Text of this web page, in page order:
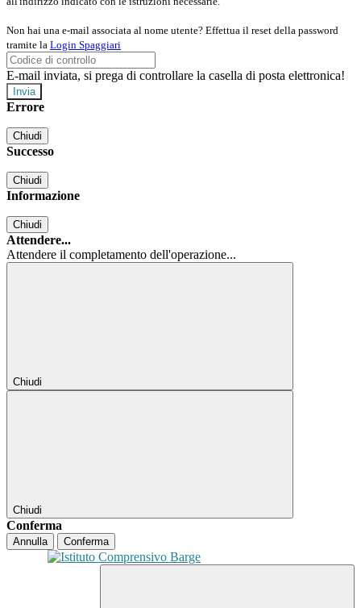
Non hai una e-mail associata al nome utente? Effettua il reset della password
tramite la Login Spaggiari
E-mail inviata, si prega di controllare la casella di posta elettronica!
Errore
Chiudi
Successo
Chiudi
Informazione
Chiudi
Attendere...
Attendere il completamento dell'operazione...
Chiudi
Chiudi
Conferma
Annulla Conferma